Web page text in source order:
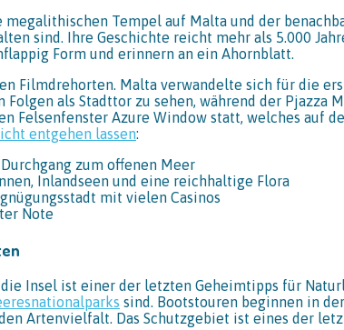
Tempel auf Malta und der
sind. Ihre Geschichte reicht mehr als 5.000
Form und erinnern an ein Ahornblatt.
Filmdrehorten. Malta verwandelte sich für die
als Stadttor zu sehen, während der
Felsenfenster Azure Window statt, welches auf
entgehen lassen:
zum offenen Meer
Inlandseen und eine reichhaltige Flora
mit vielen Casinos
Note
Insel ist einer der letzten Geheimtipps für
sind. Bootstouren beginnen in
Artenvielfalt. Das Schutzgebiet ist eines der